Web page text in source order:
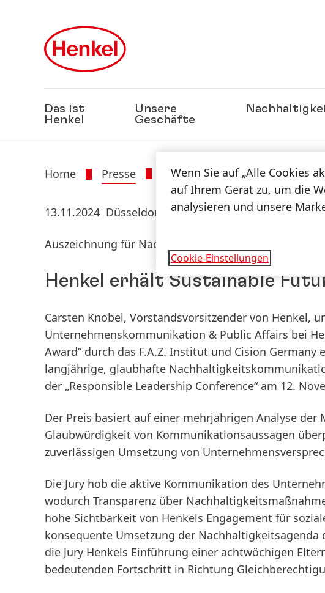
Das ist
Henkel
Unsere
Geschäfte
Home Presse Presseinformationen & -
13.11.2024 Düsseldorf
Auszeichnung für Nachhaltigkeitskommunikation
Henkel erhält Sustainable
Carsten Knobel, Vorstandsvorsitzender von Henkel,
Unternehmenskommunikation & Public Affairs bei
Award“ durch das F.A.Z. Institut und Cision
langjährige, glaubhafte
der „Responsible Leadership Conference“ am 12.
Der Preis basiert auf einer mehrjährigen Analyse
Glaubwürdigkeit von Kommunikationsaussagen
zuverlässigen Umsetzung von
Die Jury hob die aktive Kommunikation des
wodurch Transparenz über
hohe Sichtbarkeit von Henkels Engagement für
konsequente Umsetzung der
die Jury Henkels Einführung einer achtwöchigen
bedeutenden Fortschritt in Richtung
Wenn Sie auf „Alle Cookies
auf Ihrem Gerät zu, um die
analysieren und unsere
Cookie-Einstellungen